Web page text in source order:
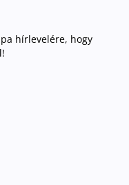
hírlevelére, hogy